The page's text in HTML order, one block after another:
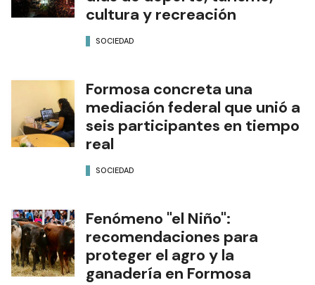
cultura y recreación
SOCIEDAD
Formosa concreta una
mediación federal que unió a
seis participantes en tiempo
real
SOCIEDAD
Fenómeno "el Niño":
recomendaciones para
proteger el agro y la
ganadería en Formosa